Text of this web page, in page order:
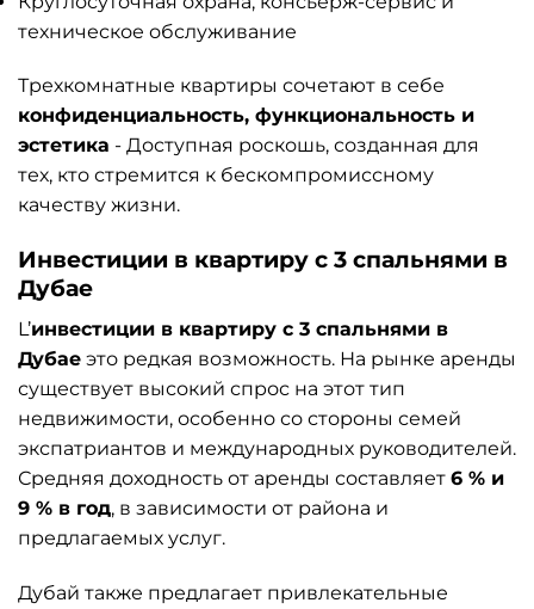
техническое обслуживание
Трехкомнатные квартиры сочетают в себе
конфиденциальность, функциональность и
эстетика - Доступная роскошь, созданная для
тех, кто стремится к бескомпромиссному
качеству жизни.
Инвестиции в квартиру с 3 спальнями в
Дубае
L’инвестиции в квартиру с 3 спальнями в
Дубае это редкая возможность. На рынке аренды
существует высокий спрос на этот тип
недвижимости, особенно со стороны семей
экспатриантов и международных руководителей.
Средняя доходность от аренды составляет 6 % и
9 % в год, в зависимости от района и
предлагаемых услуг.
Дубай также предлагает привлекательные